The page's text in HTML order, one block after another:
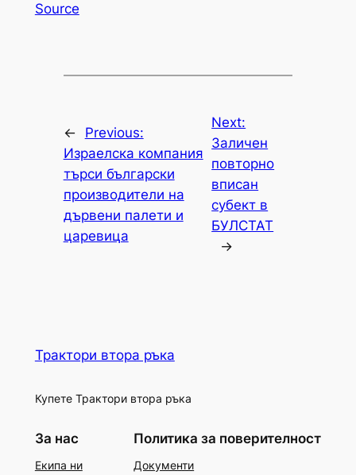
Source
←
Previous:
Израелска компания
търси български
производители на
дървени палети и
царевица
Next:
Заличен
повторно
вписан
субект в
БУЛСТАТ
→
Трактори втора ръка
Купете Трактори втора ръка
За нас
Екипа ни
Политика за поверителност
Документи